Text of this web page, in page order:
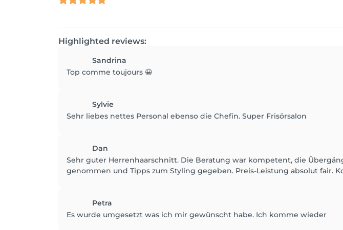
Highlighted reviews:
Sandrina
Top comme toujours 😀
Sylvie
Sehr liebes nettes Personal ebenso die Chefin. Super Frisörsalon
Dan
Sehr guter Herrenhaarschnitt. Die Beratung war kompetent, die
genommen und Tipps zum Styling gegeben. Preis-Leistung absolut fair.
Petra
Es wurde umgesetzt was ich mir gewünscht habe. Ich komme wieder